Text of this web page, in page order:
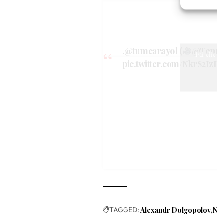
.@tumcarayol (
pic.twitter.com/
Fai
TAGGED: Alexandr Dolgopolov